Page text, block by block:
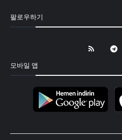
팔로우하기
모바일 앱